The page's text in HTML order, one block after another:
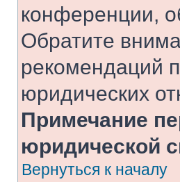
конференции,
Обратите
рекомендаций
юридических
Примечание
юридической
Вернуться к началу